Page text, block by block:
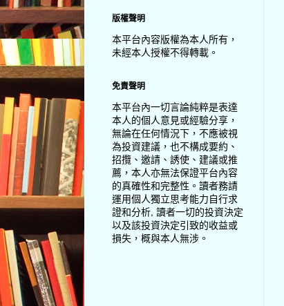
版權聲明
本平台內容版權為本人所有，
未經本人授權不得轉載。
免責聲明
本平台內一切言論純粹是表達
本人的個人意見或經驗分享，
無論在任何情況下，不應被視
為投資建議，也不構成要約、
招攬、邀請、誘使、建議或推
薦，本人亦無法保證平台內容
的真確性和完整性。讀者務請
運用個人獨立思考能力自行求
證和分析, 讀者一切的投資決定
以及該投資決定引致的收益或
損失，概與本人無涉。